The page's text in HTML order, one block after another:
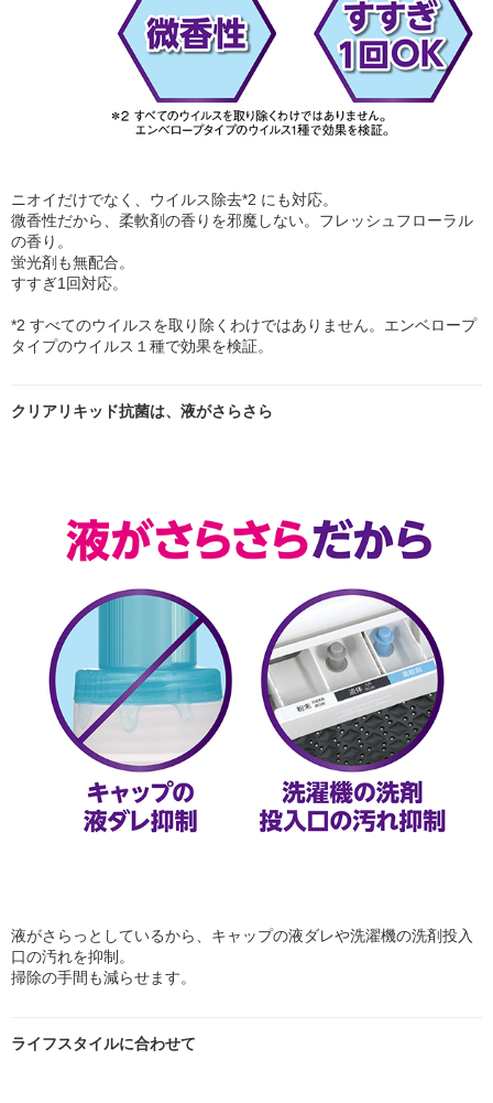
ニオイだけでなく、ウイルス除去*2 にも対応。
微香性だから、柔軟剤の香りを邪魔しない。フレッシュフローラル
の香り。
蛍光剤も無配合。
すすぎ1回対応。
*2 すべてのウイルスを取り除くわけではありません。エンベロープ
タイプのウイルス１種で効果を検証。
クリアリキッド抗菌は、液がさらさら
液がさらっとしているから、キャップの液ダレや洗濯機の洗剤投入
口の汚れを抑制。
掃除の手間も減らせます。
ライフスタイルに合わせて